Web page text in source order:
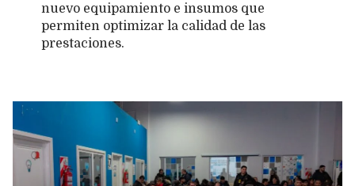
nuevo equipamiento e insumos que
permiten optimizar la calidad de las
prestaciones.